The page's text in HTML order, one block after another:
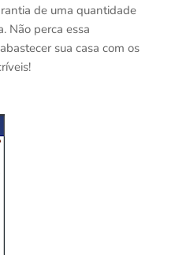
de uma quantidade
Não perca essa
sua casa com os